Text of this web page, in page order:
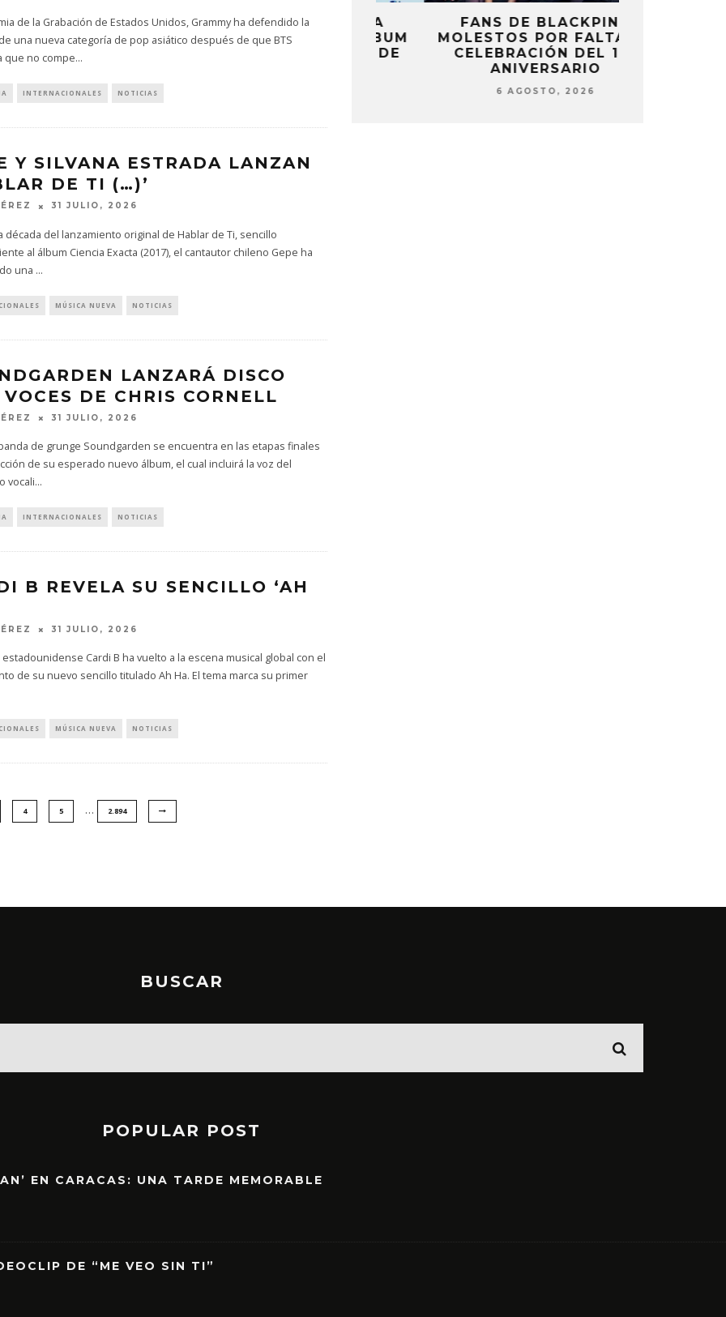
de la Grabación de Estados Unidos, Grammy ha defendido la
una nueva categoría de pop asiático después de que BTS
que no compe...
INTERNACIONALES NOTICIAS
Y SILVANA ESTRADA LANZAN
DE TI (…)’
31 JULIO, 2026
década del lanzamiento original de Hablar de Ti, sencillo
al álbum Ciencia Exacta (2017), el cantautor chileno Gepe ha
una ...
MÚSICA NUEVA NOTICIAS
LANZARÁ DISCO
VOCES DE CHRIS CORNELL
31 JULIO, 2026
de grunge Soundgarden se encuentra en las etapas finales
de su esperado nuevo álbum, el cual incluirá la voz del
vocali...
INTERNACIONALES NOTICIAS
B REVELA SU SENCILLO ‘AH
31 JULIO, 2026
estadounidense Cardi B ha vuelto a la escena musical global con el
de su nuevo sencillo titulado Ah Ha. El tema marca su primer
MÚSICA NUEVA NOTICIAS
4 5 … 2.894
EL
BIG TO RIG’
EN CARACAS
2026
KAROL G PRESENTA
TRACKLIST DE SU ÁLBUM
FANS DE BLACKPINK
MOLESTOS POR FALTA DE
CELEBRACIÓN DEL 10º
ANIVERSARIO
6 AGOSTO, 2026
BUSCAR
POPULAR POST
EN CARACAS: UNA TARDE MEMORABLE
DE “ME VEO SIN TI”